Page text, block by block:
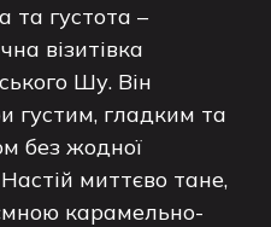
та густота –
візитівка
Шу. Він
густим, гладким та
без жодної
миттєво тане,
карамельно-